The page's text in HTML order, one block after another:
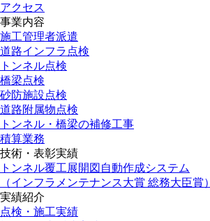
アクセス
事業内容
施工管理者派遣
道路インフラ点検
トンネル点検
橋梁点検
砂防施設点検
道路附属物点検
トンネル・橋梁の補修工事
積算業務
技術・表彰実績
トンネル覆工展開図自動作成システム
（インフラメンテナンス大賞 総務大臣賞）
実績紹介
点検・施工実績